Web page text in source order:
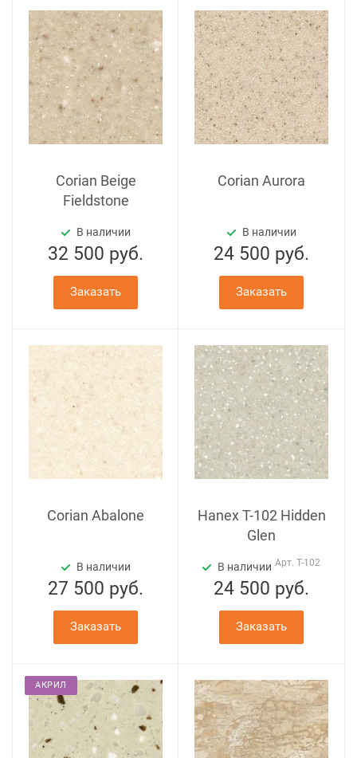
Corian Beige
Fieldstone
В наличии
32 500 руб.
Заказать
Corian Aurora
В наличии
24 500 руб.
Заказать
Corian Abalone
В наличии
27 500 руб.
Заказать
Hanex T-102 Hidden
Glen
В наличии Арт. T-102
24 500 руб.
Заказать
АКРИЛ